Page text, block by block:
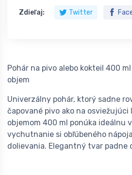
Zdieľaj: Twitter
Pohár na pivo alebo kokteil 400
objem
Univerzálny pohár, ktorý sadne
čapované pivo ako na osviežujúci
objemom 400 ml ponúka ideálnu
vychutnanie si obľúbeného
dolievania. Elegantný tvar padne